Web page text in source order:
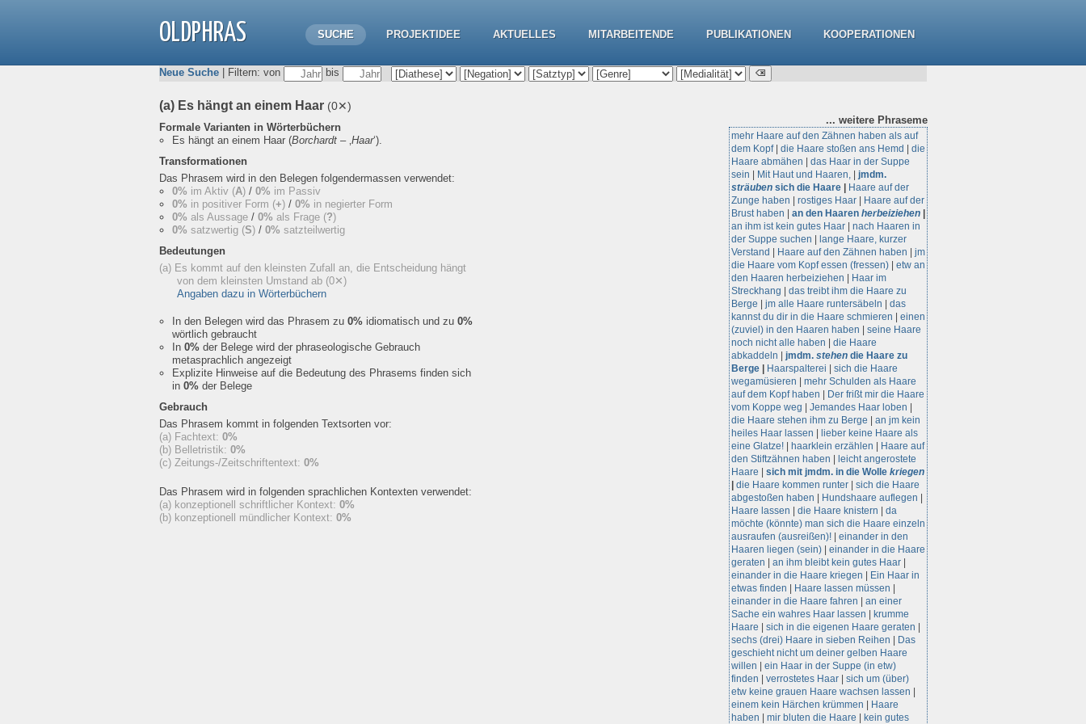
OLDPHRAS SUCHE PROJEKTIDEE AKTUELLES MITARBEITENDE PUBLIKATIONEN KOOPERATIONEN
Neue Suche | Filtern: von bis
(a) Es hängt an einem Haar (0✕)
Formale Varianten in Wörterbüchern
Es hängt an einem Haar (Borchardt – ‚Haar‘).
Transformationen
Das Phrasem wird in den Belegen folgendermassen verwendet:
0% im Aktiv (A) / 0% im Passiv
0% in positiver Form (+) / 0% in negierter Form
0% als Aussage / 0% als Frage (?)
0% satzwertig (S) / 0% satzteilwertig
Bedeutungen
(a) Es kommt auf den kleinsten Zufall an, die Entscheidung hängt
von dem kleinsten Umstand ab (0✕)
Angaben dazu in Wörterbüchern
In den Belegen wird das Phrasem zu 0% idiomatisch und zu 0%
wörtlich gebraucht
In 0% der Belege wird der phraseologische Gebrauch
metasprachlich angezeigt
Explizite Hinweise auf die Bedeutung des Phrasems finden sich
in 0% der Belege
Gebrauch
Das Phrasem kommt in folgenden Textsorten vor:
(a) Fachtext: 0%
(b) Belletristik: 0%
(c) Zeitungs-/Zeitschriftentext: 0%
Das Phrasem wird in folgenden sprachlichen Kontexten verwendet:
(a) konzeptionell schriftlicher Kontext: 0%
(b) konzeptionell mündlicher Kontext: 0%
... weitere Phraseme
mehr Haare auf den Zähnen haben als auf
dem Kopf| die Haare stoßen ans Hemd
die
Haare abmähen
das Haar in der Suppe
sein
Mit Haut und Haaren,
jmdm.
sträuben sich die Haare
Haare auf der
Zunge haben
rostiges Haar
Haare auf der
Brust haben
an den Haaren herbeiziehen
an ihm ist kein gutes Haar
nach Haaren in
der Suppe suchen
lange Haare, kurzer
Verstand
Haare auf den Zähnen haben
jm
die Haare vom Kopf essen (fressen)
etw an
den Haaren herbeiziehen
Haar im
Streckhang
das treibt ihm die Haare zu
Berge
jm alle Haare runtersäbeln
das
kannst du dir in die Haare schmieren
einen
(zuviel) in den Haaren haben
seine Haare
noch nicht alle haben
die Haare
abkaddeln
jmdm. stehen die Haare zu
Berge
Haarspalterei
sich die Haare
wegamüsieren
mehr Schulden als Haare
auf dem Kopf haben
Der frißt mir die Haare
vom Koppe weg
Jemandes Haar loben
die Haare stehen ihm zu Berge
an jm kein
heiles Haar lassen
lieber keine Haare als
eine Glatze!
haarklein erzählen
Haare auf
den Stiftzähnen haben
leicht angerostete
Haare
sich mit jmdm. in die Wolle kriegen
die Haare kommen runter
sich die Haare
abgestoßen haben
Hundshaare auflegen
Haare lassen
die Haare knistern
da
möchte (könnte) man sich die Haare einzeln
ausraufen (ausreißen)!
einander in den
Haaren liegen (sein)
einander in die Haare
geraten
an ihm bleibt kein gutes Haar
einander in die Haare kriegen
Ein Haar in
etwas finden
Haare lassen müssen
einander in die Haare fahren
an einer
Sache ein wahres Haar lassen
krumme
Haare
sich in die eigenen Haare geraten
sechs (drei) Haare in sieben Reihen
Das
geschieht nicht um deiner gelben Haare
willen
ein Haar in der Suppe (in etw)
finden
verrostetes Haar
sich um (über)
etw keine grauen Haare wachsen lassen
einem kein Härchen krümmen
Haare
haben
mir bluten die Haare kein gutes